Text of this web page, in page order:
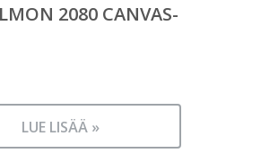
2080 CANVAS-
LUE LISÄÄ »